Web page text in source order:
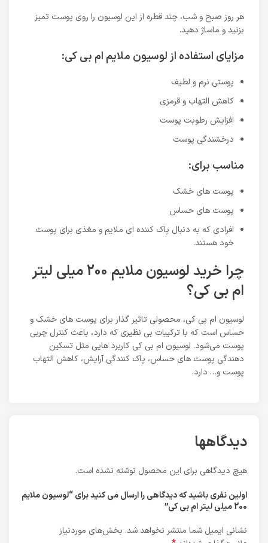
هر روز صبح و شب، چند قطره از این لوسیون را روی پوست تمیز
بزنید و ماساژ دهید.
مزایای استفاده از لوسیون ملایم ام بی کی:
پوستی نرم و لطیف
کاهش التهاب و قرمزی
افزایش رطوبت پوست
درخشندگی پوست
مناسب برای:
پوست های خشک
پوست های حساس
افرادی که به دنبال پاک کننده ای ملایم و مغذی برای پوست
خود هستند.
چرا خرید لوسیون ملایم 200 میلی لیتر
ام بی کی؟
لوسیون ام بی کی، محصولی تاثیر گذار برای پوست های خشک و
حساس است که با ترکیبات بی نظیری که دارد، باعث کنترل چربی
پوست می‌شود. لوسیون ام بی کی کاربرد هایی مثل تسکین
دهندگی پوست های حساس، پاک کنندگی آرایش، کاهش التهاب
پوست و… دارد.
دیدگاهها
هیچ دیدگاهی برای این محصول نوشته نشده است.
اولین نفری باشید که دیدگاهی را ارسال می کنید برای “لوسیون ملایم
200 میلی لیتر ام بی کی”
نشانی ایمیل شما منتشر نخواهد شد. بخش‌های موردنیاز